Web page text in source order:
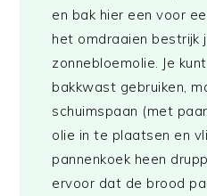
en bak hier een voor
het omdraaien
zonnebloemolie. Je
bakkwast gebruiken,
schuimspaan (met
olie in te plaatsen en
pannenkoek heen
ervoor dat de brood